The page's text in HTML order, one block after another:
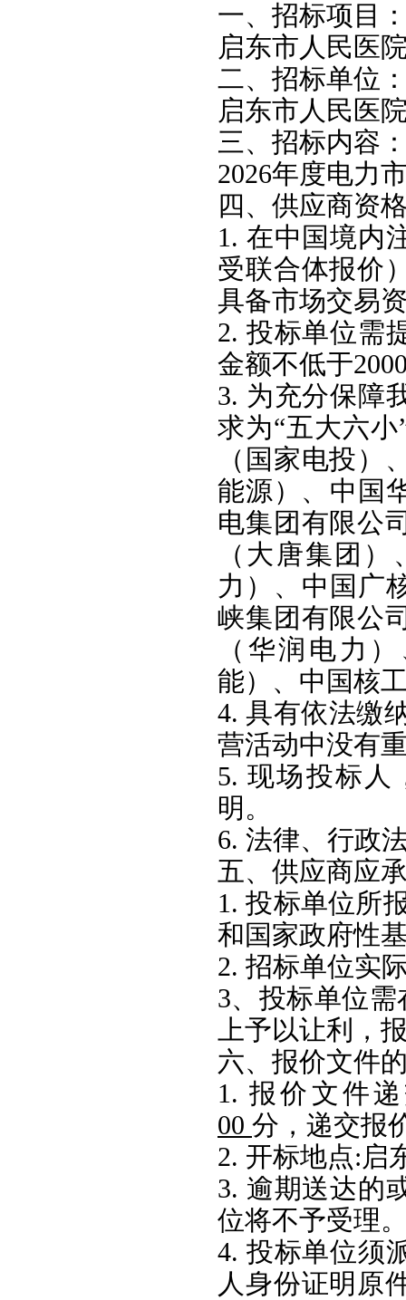
一、招标项目
启东市人民医
二、招标单位
启东市人民医
三、招标内容
2026年度电力
四、供应商资
1. 在中国境内
受联合体报价
具备市场交易
2. 投标单位需
金额不低于
3. 为充分保障
求为“五大六
（国家电投）
能源）、‌中国
电集团有限公
（大唐集团
力）、‌中国广
峡集团有限公
（华润电力
能）、‌中国核
4. 具有依法缴
营活动中没有
5. 现场投标人
明。
6. 法律、行政
五、供应商应
1. 投标单位所
和国家政府性
2. 招标单位实
3、投标单位需
上予以让利
六、报价文件
1. 报价文件
00 分，递交报
2. 开标地点:启
3. 逾期送达的
位将不予受理
4. 投标单位须
人身份证明原